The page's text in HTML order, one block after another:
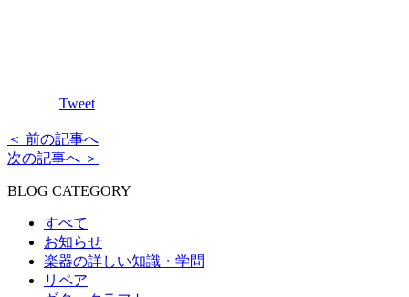
Tweet
＜ 前の記事へ
次の記事へ ＞
BLOG CATEGORY
すべて
お知らせ
楽器の詳しい知識・学問
リペア